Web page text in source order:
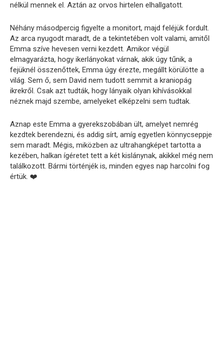
nélkül mennek el. Aztán az orvos hirtelen elhallgatott.
Néhány másodpercig figyelte a monitort, majd feléjük fordult.
Az arca nyugodt maradt, de a tekintetében volt valami, amitől
Emma szíve hevesen verni kezdett. Amikor végül
elmagyarázta, hogy ikerlányokat várnak, akik úgy tűnik, a
fejüknél összenőttek, Emma úgy érezte, megállt körülötte a
világ. Sem ő, sem David nem tudott semmit a kraniopág
ikrekről. Csak azt tudták, hogy lányaik olyan kihívásokkal
néznek majd szembe, amelyeket elképzelni sem tudtak.
Aznap este Emma a gyerekszobában ült, amelyet nemrég
kezdtek berendezni, és addig sírt, amíg egyetlen könnycseppje
sem maradt. Mégis, miközben az ultrahangképet tartotta a
kezében, halkan ígéretet tett a két kislánynak, akikkel még nem
találkozott. Bármi történjék is, minden egyes nap harcolni fog
értük. ❤️